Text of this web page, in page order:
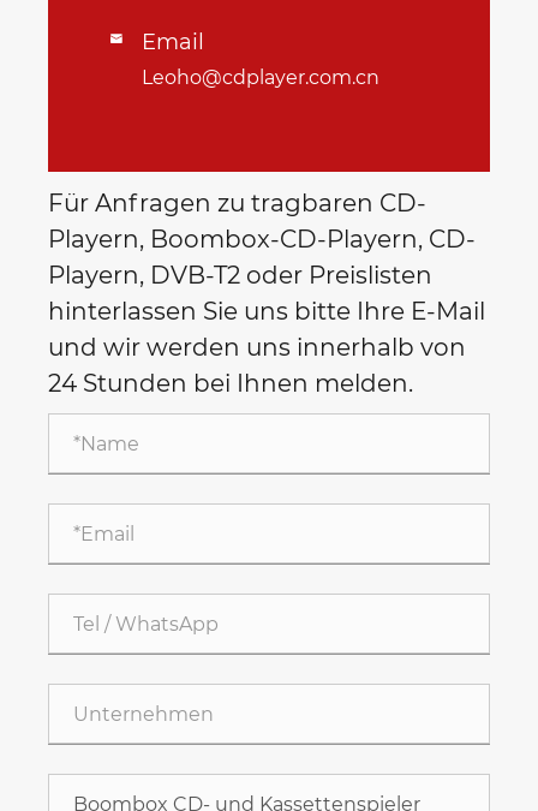
 Email
Leoho@cdplayer.com.cn
Für Anfragen zu tragbaren CD-
Playern, Boombox-CD-Playern, CD-
Playern, DVB-T2 oder Preislisten
hinterlassen Sie uns bitte Ihre E-Mail
und wir werden uns innerhalb von
24 Stunden bei Ihnen melden.